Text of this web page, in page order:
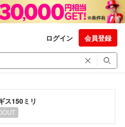
ログイン 会員登録
ス150ミリ